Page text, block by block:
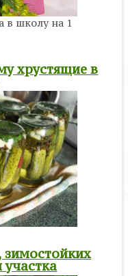
в школу на 1
хрустящие в
участка